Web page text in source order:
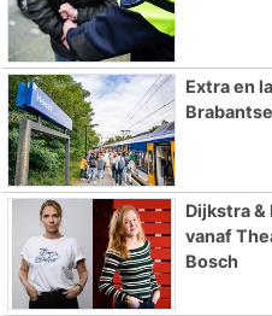
Extra en
Dijkstra &
vanaf
Bosch